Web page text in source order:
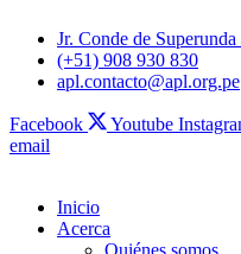
Jr. Conde de
(+51) 908 930 830
apl.contacto@apl.org.pe
Facebook Youtube
email
Inicio
Acerca
Quiénes somos